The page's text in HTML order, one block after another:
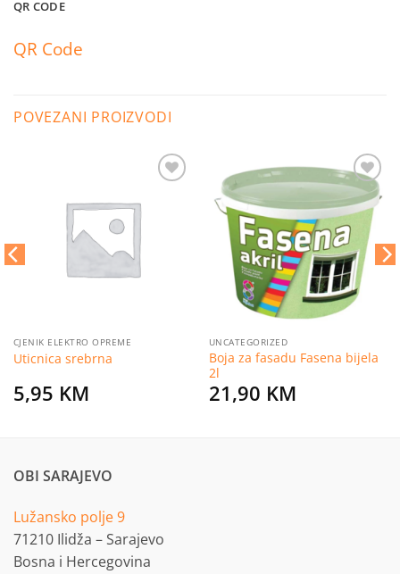
QR CODE
QR Code
POVEZANI PROIZVODI
CJENIK ELEKTRO OPREME
Uticnica srebrna
5,95 KM
Dodaj
na
listu
želja
UNCATEGORIZED
Boja za fasadu Fasena bijela
2l
21,90 KM
OBI SARAJEVO
Lužansko polje 9
71210 Ilidža – Sarajevo
Bosna i Hercegovina